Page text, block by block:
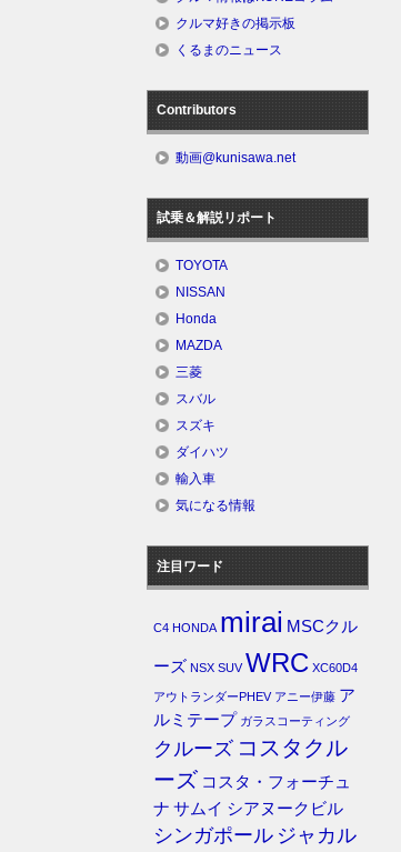
クルマ好きの掲示板
くるまのニュース
Contributors
動画@kunisawa.net
試乗＆解説リポート
TOYOTA
NISSAN
Honda
MAZDA
三菱
スバル
スズキ
ダイハツ
輸入車
気になる情報
注目ワード
C4 HONDA mirai MSCクル
ーズ NSX SUV WRC XC60D4
アウトランダーPHEV アニー伊藤 ア
ルミテープ ガラスコーティング
クルーズ コスタクル
ーズ コスタ・フォーチュ
ナ サムイ シアヌークビル
シンガポール ジャカル